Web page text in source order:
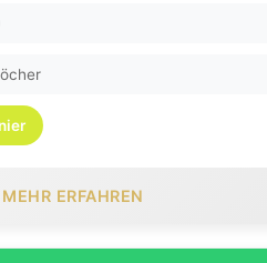
MEHR ERFAHREN